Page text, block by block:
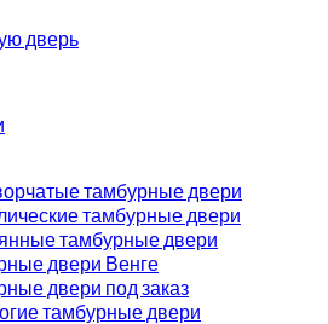
дверь
тамбурные двери
тамбурные двери
тамбурные двери
двери Венге
двери под заказ
тамбурные двери